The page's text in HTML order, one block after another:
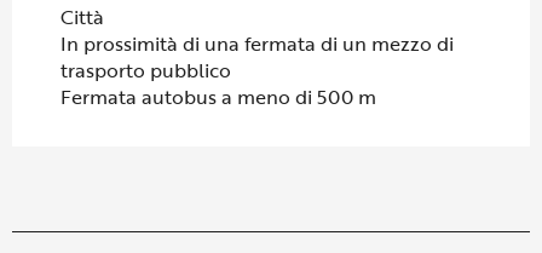
Città
In prossimità di una fermata di un mezzo di
trasporto pubblico
Fermata autobus a meno di 500 m